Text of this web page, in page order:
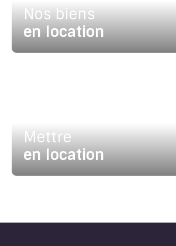
Nos biens
en location
Mettre
en location